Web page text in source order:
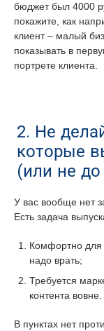
бюджет был 4000
покажите, как
клиент – малый
показывать в
портрете клиента.
2. Не
которые
(или не
У вас вообще нет
Есть задача
Комфортно для
надо врать;
Требуется
контента вовне.
В пунктах нет